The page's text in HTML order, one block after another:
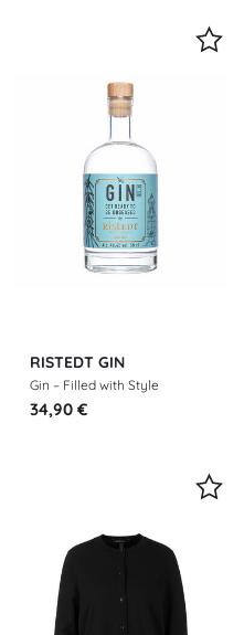
RISTEDT GIN
Gin – Filled with Style
34,90 €